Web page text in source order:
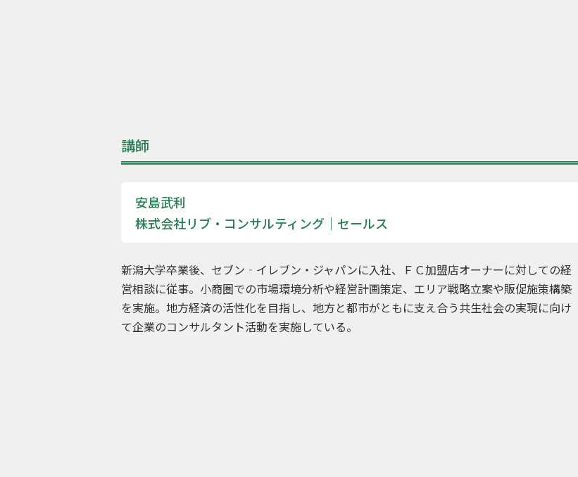
講師
安島武利
株式会社リブ・コンサルティング｜セールス
新潟大学卒業後、セブン‐イレブン・ジャパンに入社、ＦＣ加盟店オーナーに対しての経
営相談に従事。小商圏での市場環境分析や経営計画策定、エリア戦略立案や販促施策構築
を実施。地方経済の活性化を目指し、地方と都市がともに支え合う共生社会の実現に向け
て企業のコンサルタント活動を実施している。